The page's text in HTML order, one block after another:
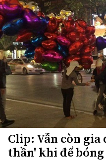
Clip: Vẫn còn
thần' khi để